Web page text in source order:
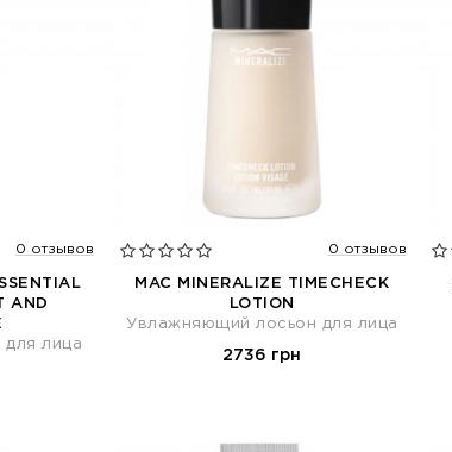
0 отзывов
AND
лица
0 отзывов
MAC MINERALIZE TIMECHECK
LOTION
Увлажняющий лосьон для лица
2736 грн